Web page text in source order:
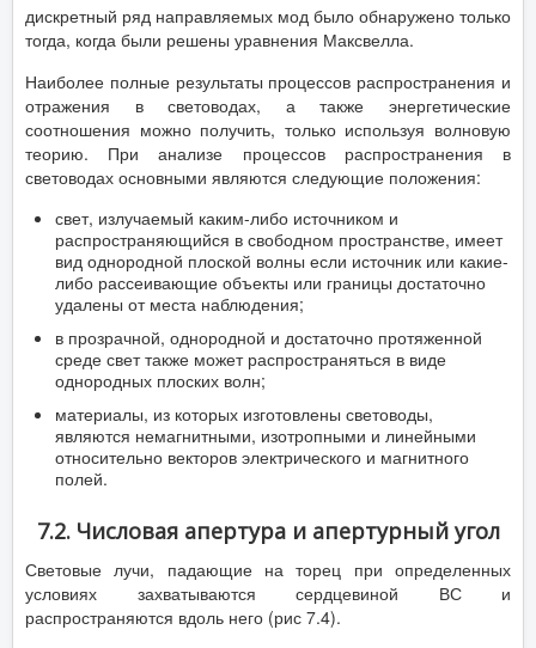
дискретный ряд направляемых мод было обнаружено только
тогда, когда были решены уравнения Максвелла.
Наиболее полные результаты процессов распространения и
отражения в световодах, а также энергетические
соотношения можно получить, только используя волновую
теорию. При анализе процессов распространения в
световодах основными являются следующие положения:
свет, излучаемый каким-либо источником и
распространяющийся в свободном пространстве, имеет
вид однородной плоской волны если источник или какие-
либо рассеивающие объекты или границы достаточно
удалены от места наблюдения;
в прозрачной, однородной и достаточно протяженной
среде свет также может распространяться в виде
однородных плоских волн;
материалы, из которых изготовлены световоды,
являются немагнитными, изотропными и линейными
относительно векторов электрического и магнитного
полей.
7.2. Числовая апертура и апертурный угол
Световые лучи, падающие на торец при определенных
условиях захватываются сердцевиной ВС и
распространяются вдоль него (рис 7.4).